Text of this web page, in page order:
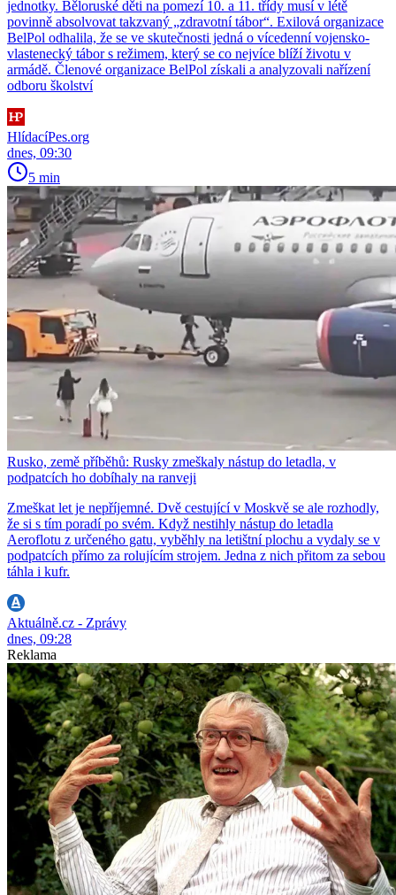
jednotky. Běloruské děti na pomezí 10. a 11. třídy musí v létě
povinně absolvovat takzvaný „zdravotní tábor“. Exilová organizace
BelPol odhalila, že se ve skutečnosti jedná o vícedenní vojensko-
vlastenecký tábor s režimem, který se co nejvíce blíží životu v
armádě. Členové organizace BelPol získali a analyzovali nařízení
odboru školství
HlídacíPes.org
dnes, 09:30
5 min
Rusko, země příběhů: Rusky zmeškaly nástup do letadla, v
podpatcích ho dobíhaly na ranveji
Zmeškat let je nepříjemné. Dvě cestující v Moskvě se ale rozhodly,
že si s tím poradí po svém. Když nestihly nástup do letadla
Aeroflotu z určeného gatu, vyběhly na letištní plochu a vydaly se v
podpatcích přímo za rolujícím strojem. Jedna z nich přitom za sebou
táhla i kufr.
Aktuálně.cz - Zprávy
dnes, 09:28
Reklama